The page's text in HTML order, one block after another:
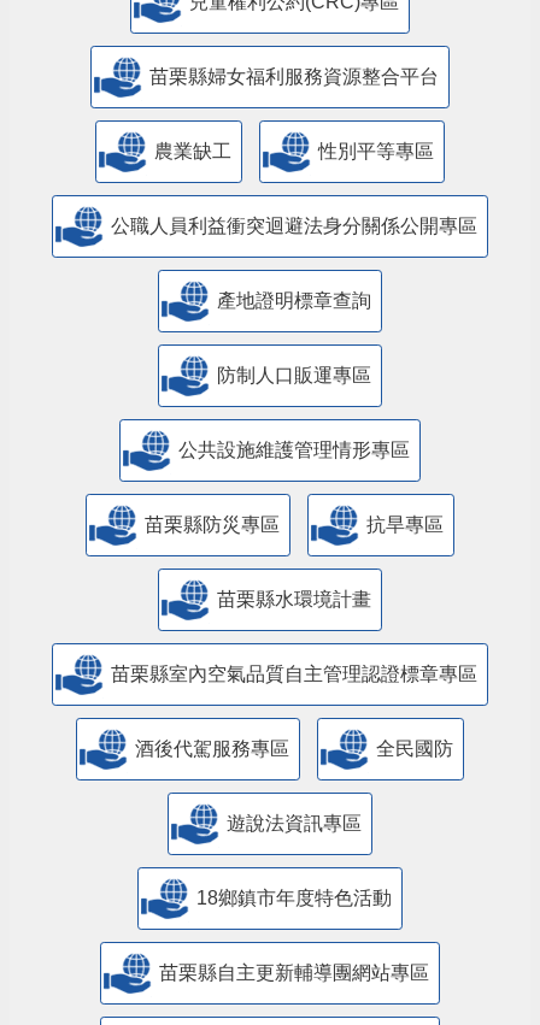
苗栗縣婦女福利服務資源整合平台
農業缺工 性別平等專區
公職人員利益衝突迴避法身分關係公開專區
產地證明標章查詢
防制人口販運專區
​公共設施維護管理情形專區
苗栗縣防災專區 抗旱專區
苗栗縣水環境計畫
苗栗縣室內空氣品質自主管理認證標章專區
酒後代駕服務專區 全民國防
遊說法資訊專區
18鄉鎮市年度特色活動
苗栗縣自主更新輔導團網站專區